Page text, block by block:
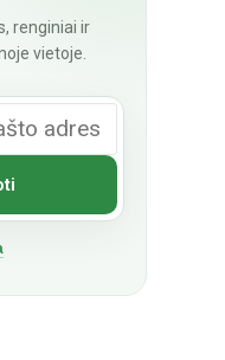
renginiai ir
vietoje.